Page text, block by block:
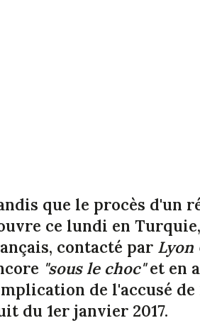
que le procès d'un
ce lundi en
contacté par Lyon
"sous le choc"et en
de l'accusé de
du 1er janvier 2017.